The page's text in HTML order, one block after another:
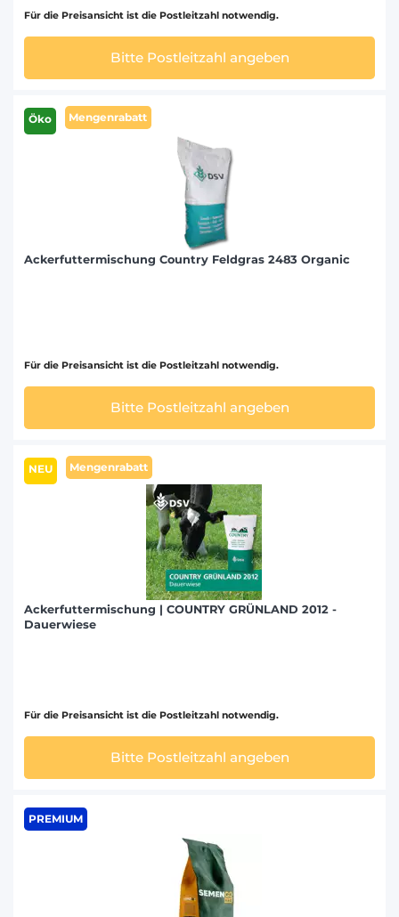
Für die Preisansicht ist die Postleitzahl notwendig.
Bitte Postleitzahl angeben
Öko Mengenrabatt
Ackerfuttermischung Country Feldgras 2483 Organic
Für die Preisansicht ist die Postleitzahl notwendig.
Bitte Postleitzahl angeben
NEU Mengenrabatt
Ackerfuttermischung | COUNTRY GRÜNLAND 2012 -
Dauerwiese
Für die Preisansicht ist die Postleitzahl notwendig.
Bitte Postleitzahl angeben
PREMIUM